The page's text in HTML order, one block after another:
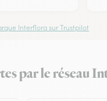
Interflora sur Trustpilot
par le réseau